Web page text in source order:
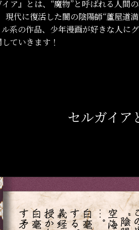
ア』とは、“魔物”と呼ばれる人間
現代に復活した闇の陰陽師“蘆屋道
系の作品、少年漫画が好きな人に
ていきます！
セルガイア